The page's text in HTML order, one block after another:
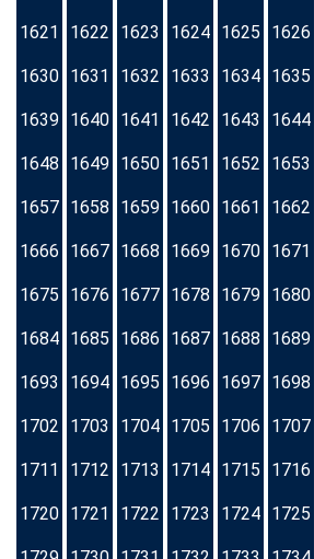
1621 1622 1623 1624 1625 1626
1630 1631 1632 1633 1634 1635
1639 1640 1641 1642 1643 1644
1648 1649 1650 1651 1652 1653
1657 1658 1659 1660 1661 1662
1666 1667 1668 1669 1670 1671
1675 1676 1677 1678 1679 1680
1684 1685 1686 1687 1688 1689
1693 1694 1695 1696 1697 1698
1702 1703 1704 1705 1706 1707
1711 1712 1713 1714 1715 1716
1720 1721 1722 1723 1724 1725